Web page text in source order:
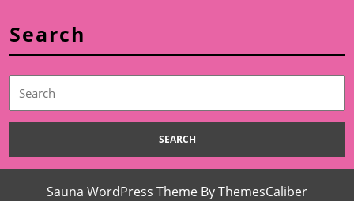
Search
Search
for:
Sauna WordPress Theme By ThemesCaliber